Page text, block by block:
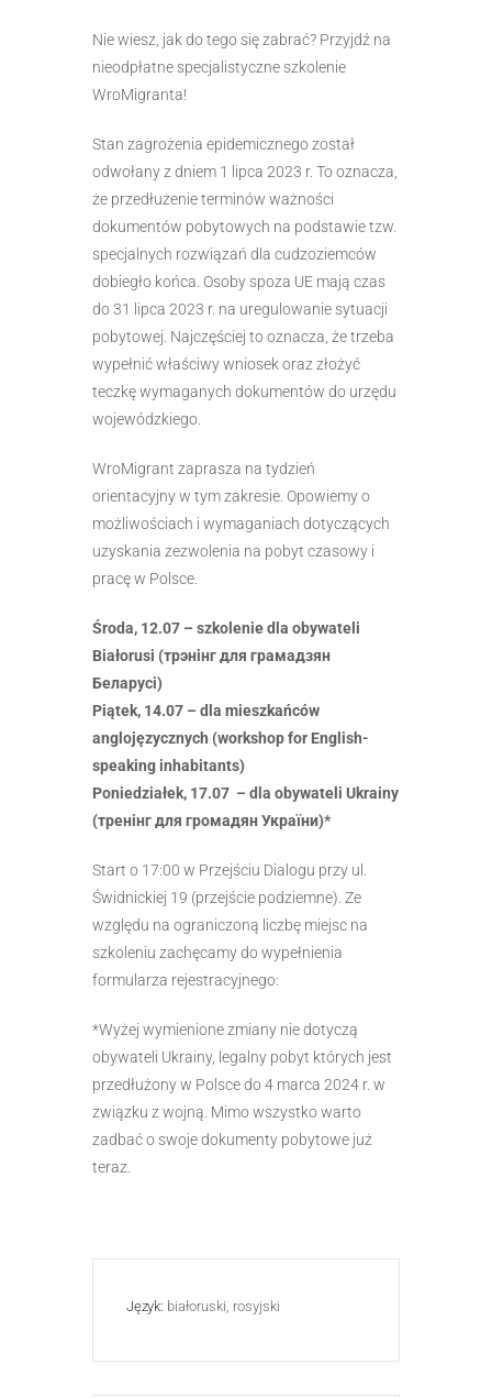
Nie wiesz, jak do tego się zabrać? Przyjdź na
nieodpłatne specjalistyczne szkolenie
WroMigranta!
Stan zagrożenia epidemicznego został
odwołany z dniem 1 lipca 2023 r. To oznacza,
że przedłużenie terminów ważności
dokumentów pobytowych na podstawie tzw.
specjalnych rozwiązań dla cudzoziemców
dobiegło końca. Osoby spoza UE mają czas
do 31 lipca 2023 r. na uregulowanie sytuacji
pobytowej. Najczęściej to oznacza, że trzeba
wypełnić właściwy wniosek oraz złożyć
teczkę wymaganych dokumentów do urzędu
wojewódzkiego.
WroMigrant zaprasza na tydzień
orientacyjny w tym zakresie. Opowiemy o
możliwościach i wymaganiach dotyczących
uzyskania zezwolenia na pobyt czasowy i
pracę w Polsce.
Środa, 12.07 – szkolenie dla obywateli
Białorusi (трэнінг для грамадзян
Беларусі)
Piątek, 14.07 – dla mieszkańców
anglojęzycznych (workshop for English-
speaking inhabitants)
Poniedziałek, 17.07 – dla obywateli Ukrainy
(тренінг для громадян України)*
Start o 17:00 w Przejściu Dialogu przy ul.
Świdnickiej 19 (przejście podziemne). Ze
względu na ograniczoną liczbę miejsc na
szkoleniu zachęcamy do wypełnienia
formularza rejestracyjnego:
*Wyżej wymienionezmiany nie dotyczą
obywateli Ukrainy, legalny pobyt których jest
przedłużony w Polsce do 4 marca 2024 r. w
związku z wojną. Mimo wszystko warto
zadbać o swoje dokumenty pobytowe już
teraz.
Język: białoruski, rosyjski